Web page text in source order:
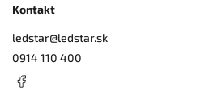
Kontakt
ledstar@ledstar.sk
0914 110 400